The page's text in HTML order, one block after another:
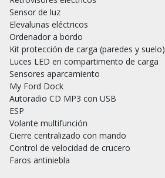
Sensor de luz
Elevalunas eléctricos
Ordenador a bordo
Kit protección de carga (paredes y suelo)
Luces LED en compartimento de carga
Sensores aparcamiento
My Ford Dock
Autoradio CD MP3 con USB
ESP
Volante multifunción
Cierre centralizado con mando
Control de velocidad de crucero
Faros antiniebla